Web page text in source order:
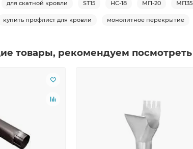
для скатной кровли ST15 НС-18 МП-20 МП35
купить профлист для кровли монолитное перекрытие
товары, рекомендуем посмотреть